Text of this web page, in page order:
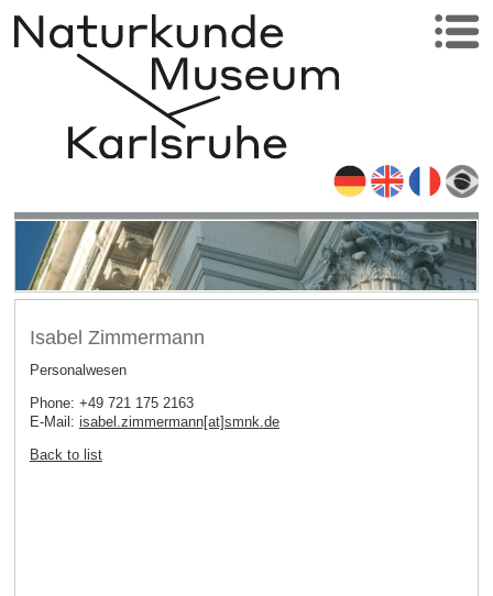
Isabel Zimmermann
Personalwesen
Phone: +49 721 175 2163
E-Mail: isabel.zimmermann[at]smnk.de
Back to list